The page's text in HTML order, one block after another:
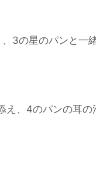
3の星のパンと一
、4のパンの耳の